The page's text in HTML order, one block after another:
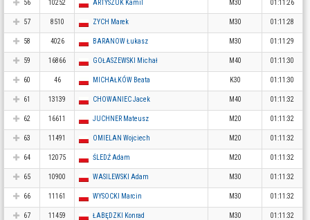
56 10252 ARTYSZUK Kamil M30 01:11:26
57 8510 ZYCH Marek M30 01:11:28
58 4026 BARANOW Łukasz M30 01:11:29
59 16866 GOŁASZEWSKI Michał M40 01:11:30
60 46 MICHAŁKÓW Beata K30 01:11:30
61 13139 CHOWANIEC Jacek M40 01:11:32
62 16611 JUCHNER Mateusz M20 01:11:32
63 11491 OMIELAN Wojciech M20 01:11:32
64 12075 ŚLEDŹ Adam M20 01:11:32
65 10900 WASILEWSKI Adam M30 01:11:32
66 11161 WYSOCKI Marcin M30 01:11:32
67 11459 ŁABĘDZKI Konrad M30 01:11:32